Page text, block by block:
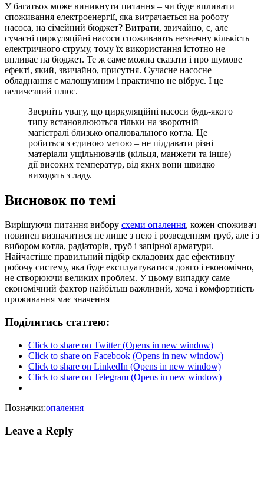
У багатьох може виникнути питання – чи буде впливати
споживання електроенергії, яка витрачається на роботу
насоса, на сімейний бюджет? Витрати, звичайно, є, але
сучасні циркуляційні насоси споживають незначну кількість
електричного струму, тому їх використання істотно не
впливає на бюджет. Те ж саме можна сказати і про шумове
ефекті, який, звичайно, присутня. Сучасне насосне
обладнання є малошумним і практично не вібрує. І це
величезний плюс.
Зверніть увагу, що циркуляційні насоси будь-якого
типу встановлюються тільки на зворотній
магістралі близько опалювального котла. Це
робиться з єдиною метою – не піддавати різні
матеріали ущільнювачів (кільця, манжети та інше)
дії високих температур, від яких вони швидко
виходять з ладу.
Висновок по темі
Вирішуючи питання вибору схеми опалення, кожен споживач
повинен визначитися не лише з нею і розведенням труб, але і з
вибором котла, радіаторів, труб і запірної арматури.
Найчастіше правильний підбір складових дає ефективну
робочу систему, яка буде експлуатуватися довго і економічно,
не створюючи великих проблем. У цьому випадку саме
економічний фактор найбільш важливий, хоча і комфортність
проживання має значення
Поділитись статтею:
Click to share on Twitter (Opens in new window)
Click to share on Facebook (Opens in new window)
Click to share on LinkedIn (Opens in new window)
Click to share on Telegram (Opens in new window)
Позначки:опалення
Leave a Reply